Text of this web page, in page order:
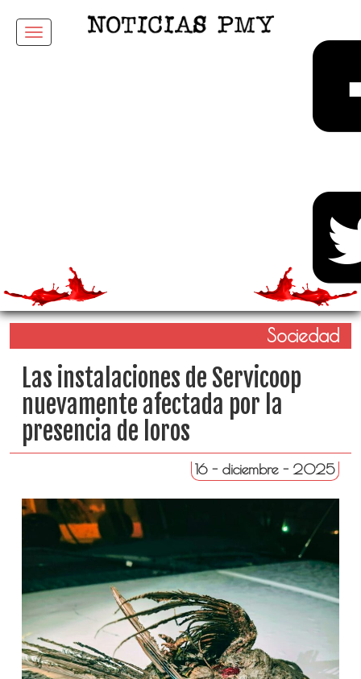
Menu
Sociedad
Las instalaciones de Servicoop
nuevamente afectada por la
presencia de loros
16 - diciembre - 2025